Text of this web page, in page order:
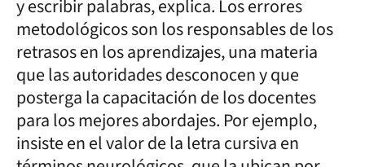
y escribir palabras, explica. Los errores
metodológicos son los responsables de los
retrasos en los aprendizajes, una materia
que las autoridades desconocen y que
posterga la capacitación de los docentes
para los mejores abordajes. Por ejemplo,
insiste en el valor de la letra cursiva en